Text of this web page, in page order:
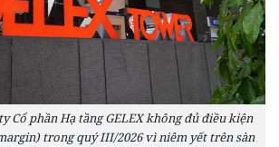
Cổ phần Hạ tầng GELEX không đủ điều kiện
trong quý III/2026 vì niêm yết trên sàn